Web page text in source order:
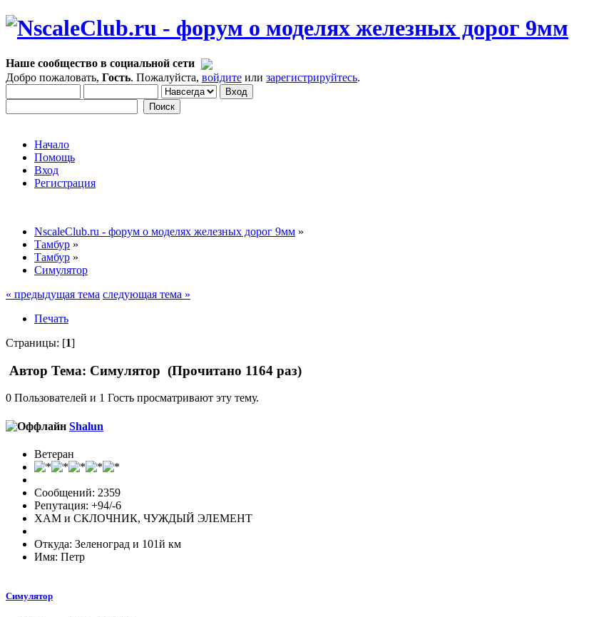
Наше сообщество в социальной сети
Добро пожаловать, Гость. Пожалуйста, войдите или зарегистрируйтесь.
Начало
Помощь
Вход
Регистрация
NscaleClub.ru - форум о моделях железных дорог 9мм »
Тамбур »
Тамбур »
Симулятор
« предыдущая тема следующая тема »
Печать
Страницы: [1]
Автор Тема: Симулятор (Прочитано 1164 раз)
0 Пользователей и 1 Гость просматривают эту тему.
Shalun
Ветеран
Сообщений: 2359
Репутация: +94/-6
ХАМ и СКЛОЧНИК, ЧУЖДЫЙ ЭЛЕМЕНТ
Откуда: Зеленоград и 101й км
Имя: Петр
Симулятор